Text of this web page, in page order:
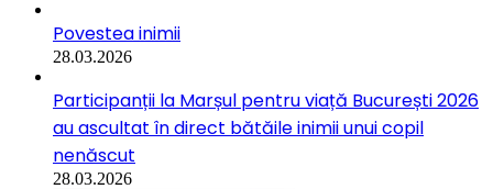
Povestea inimii
28.03.2026
Participanții la Marșul pentru viață București 2026
au ascultat în direct bătăile inimii unui copil
nenăscut
28.03.2026